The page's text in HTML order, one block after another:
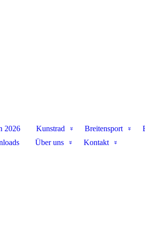
2026 Kunstrad Breitensport
Über uns Kontakt